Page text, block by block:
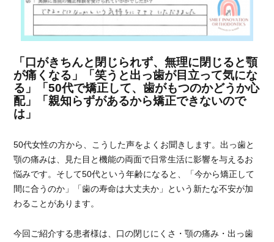
「口がきちんと閉じられず、無理に閉じると顎
が痛くなる」「笑うと出っ歯が目立って気にな
る」「50代で矯正して、歯がもつのかどうか心
配」「親知らずがあるから矯正できないので
は」
50代女性の方から、こうした声をよくお聞きします。出っ歯と
顎の痛みは、見た目と機能の両面で日常生活に影響を与えるお
悩みです。そして50代という年齢になると、「今から矯正して
間に合うのか」「歯の寿命は大丈夫か」という新たな不安が加
わることがあります。
今回ご紹介する患者様は、口の閉じにくさ・顎の痛み・出っ歯